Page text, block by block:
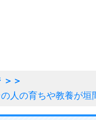
人の育ちや教養が垣